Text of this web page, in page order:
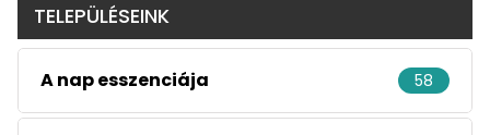
TELEPÜLÉSEINK
A nap esszenciája 58